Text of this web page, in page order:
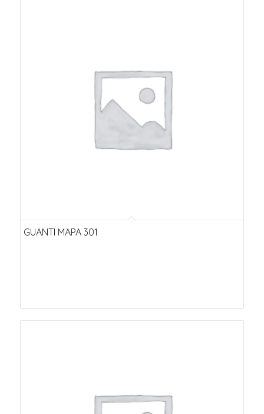
GUANTI MAPA 301